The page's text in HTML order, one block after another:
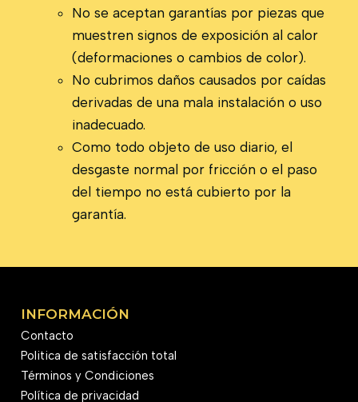
No se aceptan garantías por piezas que
muestren signos de exposición al calor
(deformaciones o cambios de color).
No cubrimos daños causados por caídas
derivadas de una mala instalación o uso
inadecuado.
Como todo objeto de uso diario, el
desgaste normal por fricción o el paso
del tiempo no está cubierto por la
garantía.
INFORMACIÓN
Contacto
Politica de satisfacción total
Términos y Condiciones
Política de privacidad